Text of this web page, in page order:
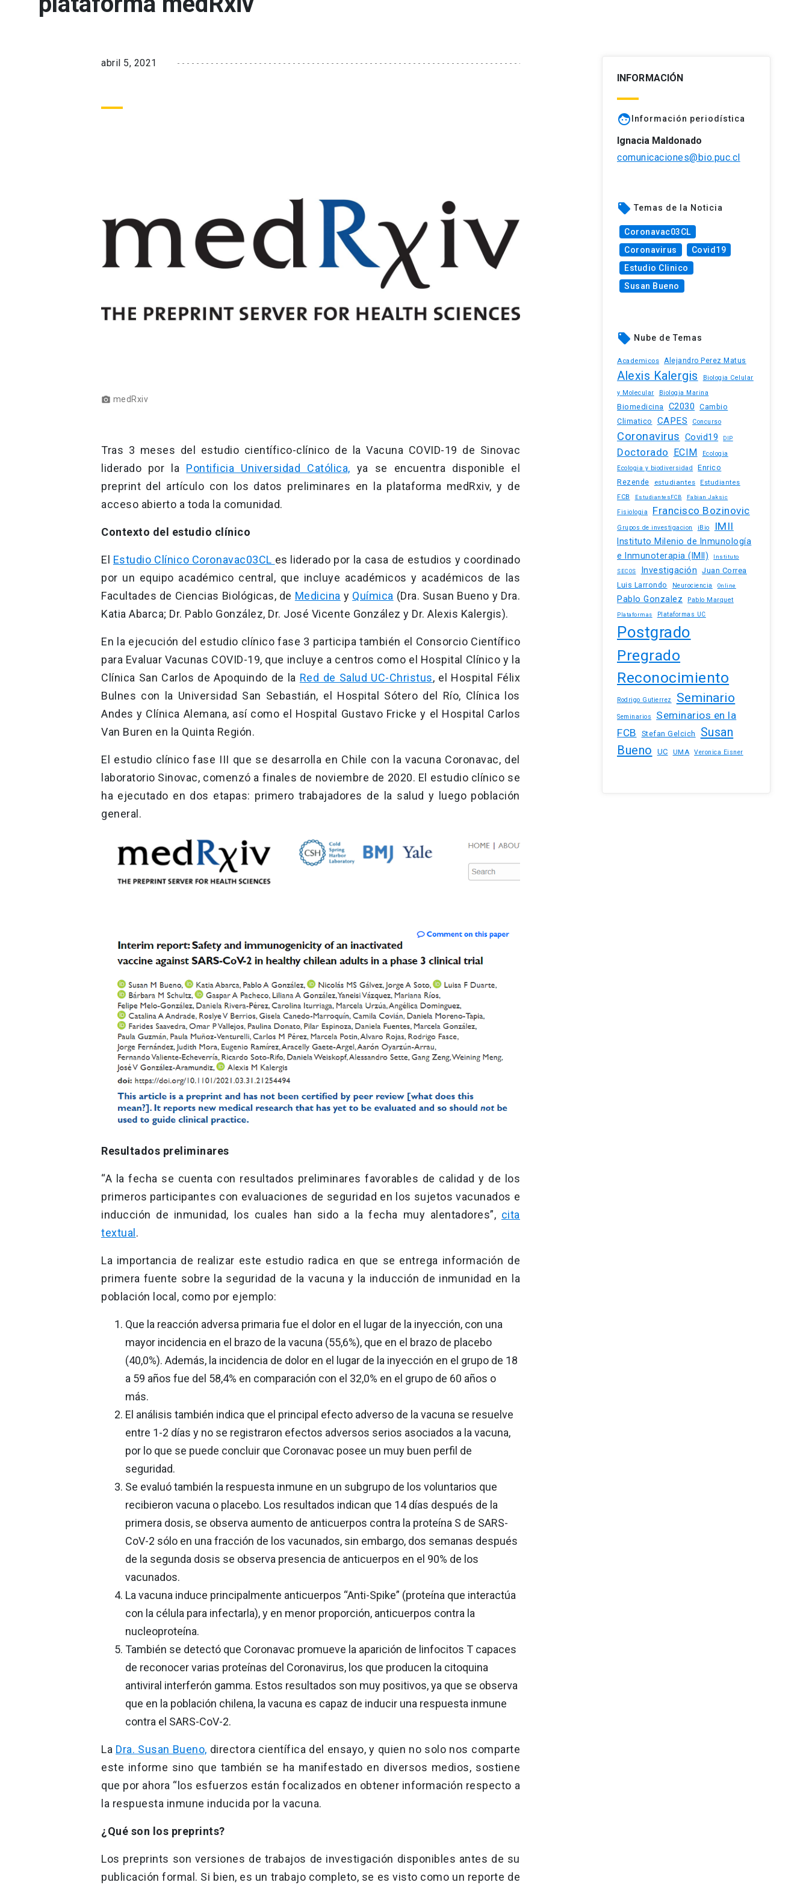
abril 5, 2021
photo_camera medRxiv
Tras 3 meses del estudio científico-clínico de la Vacuna COVID-19 de Sinovac
liderado por la Pontificia Universidad Católica, ya se encuentra disponible el
preprint del artículo con los datos preliminares en la plataforma medRxiv, y de
acceso abierto a toda la comunidad.
Contexto del estudio clínico
El Estudio Clínico Coronavac03CL es liderado por la casa de estudios y coordinado
por un equipo académico central, que incluye académicos y académicos de las
Facultades de Ciencias Biológicas, de Medicina y Química (Dra. Susan Bueno y Dra.
Katia Abarca; Dr. Pablo González, Dr. José Vicente González y Dr. Alexis Kalergis).
En la ejecución del estudio clínico fase 3 participa también el Consorcio Científico
para Evaluar Vacunas COVID-19, que incluye a centros como el Hospital Clínico y la
Clínica San Carlos de Apoquindo de la Red de Salud UC-Christus, el Hospital Félix
Bulnes con la Universidad San Sebastián, el Hospital Sótero del Río, Clínica los
Andes y Clínica Alemana, así como el Hospital Gustavo Fricke y el Hospital Carlos
Van Buren en la Quinta Región.
El estudio clínico fase III que se desarrolla en Chile con la vacuna Coronavac, del
laboratorio Sinovac, comenzó a finales de noviembre de 2020. El estudio clínico se
ha ejecutado en dos etapas: primero trabajadores de la salud y luego población
general.
Resultados preliminares
“A la fecha se cuenta con resultados preliminares favorables de calidad y de los
primeros participantes con evaluaciones de seguridad en los sujetos vacunados e
inducción de inmunidad, los cuales han sido a la fecha muy alentadores”, cita
textual.
La importancia de realizar este estudio radica en que se entrega información de
primera fuente sobre la seguridad de la vacuna y la inducción de inmunidad en la
población local, como por ejemplo:
Que la reacción adversa primaria fue el dolor en el lugar de la inyección, con una
mayor incidencia en el brazo de la vacuna (55,6%), que en el brazo de placebo
(40,0%). Además, la incidencia de dolor en el lugar de la inyección en el grupo de 18
a 59 años fue del 58,4% en comparación con el 32,0% en el grupo de 60 años o
más.
El análisis también indica que el principal efecto adverso de la vacuna se resuelve
entre 1-2 días y no se registraron efectos adversos serios asociados a la vacuna,
por lo que se puede concluir que Coronavac posee un muy buen perfil de
seguridad.
Se evaluó también la respuesta inmune en un subgrupo de los voluntarios que
recibieron vacuna o placebo. Los resultados indican que 14 días después de la
primera dosis, se observa aumento de anticuerpos contra la proteína S de SARS-
CoV-2 sólo en una fracción de los vacunados, sin embargo, dos semanas después
de la segunda dosis se observa presencia de anticuerpos en el 90% de los
vacunados.
La vacuna induce principalmente anticuerpos “Anti-Spike” (proteína que interactúa
con la célula para infectarla), y en menor proporción, anticuerpos contra la
nucleoproteína.
También se detectó que Coronavac promueve la aparición de linfocitos T capaces
de reconocer varias proteínas del Coronavirus, los que producen la citoquina
antiviral interferón gamma. Estos resultados son muy positivos, ya que se observa
que en la población chilena, la vacuna es capaz de inducir una respuesta inmune
contra el SARS-CoV-2.
La Dra. Susan Bueno, directora científica del ensayo, y quien no solo nos comparte
este informe sino que también se ha manifestado en diversos medios, sostiene
que por ahora “los esfuerzos están focalizados en obtener información respecto a
la respuesta inmune inducida por la vacuna.
¿Qué son los preprints?
Los preprints son versiones de trabajos de investigación disponibles antes de su
publicación formal. Si bien, es un trabajo completo, se es visto como un reporte de
INFORMACIÓN
face Información periodística
Ignacia Maldonado
comunicaciones@bio.puc.cl
local_offer Temas de la Noticia
Coronavac03CL
Coronavirus
Covid19
Estudio Clinico
Susan Bueno
local_offer Nube de Temas
Academicos Alejandro Perez Matus
Alexis Kalergis
Biologia Celular
y Molecular
Biologia Marina
Biomedicina C2030
Cambio
Climatico
CAPES Concurso
Coronavirus Covid19 DIP
Doctorado ECIM Ecologia
Ecologia y biodiversidad
Enrico
Rezende
estudiantes
Estudiantes
FCB
EstudiantesFCB Fabian Jaksic
Fisiologia Francisco Bozinovic
Grupos de investigacion iBio IMII
Instituto Milenio de Inmunología
e Inmunoterapia (IMII)
Instituto
SECOS Investigación
Juan Correa
Luis Larrondo
Neurociencia Online
Pablo Gonzalez Pablo Marquet
Plataformas Plataformas UC
Postgrado
Pregrado
Reconocimiento
Rodrigo Gutierrez Seminario
Seminarios
Seminarios en la
FCB
Stefan Gelcich
Susan
Bueno
UC UMA Veronica Eisner